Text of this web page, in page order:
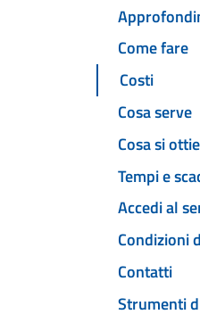
Come fare
Costi
Cosa serve
Cosa si
Tempi e
Accedi al
Condizioni
Contatti
Strumenti